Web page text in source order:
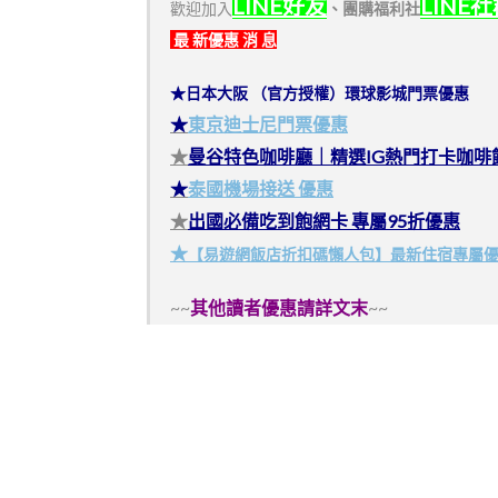
歡迎加入 、 團購福利社
最 新優惠 消 息
★日本大阪 （官方授權）環球影城門票優惠
★東京迪士尼門票優惠
★曼谷特色咖啡廳｜精選IG熱門打卡咖啡
★泰國機場接送 優惠
★出國必備吃到飽網卡 專屬95折優惠
★ 【易遊網飯店折扣碼懶人包】最新住宿專屬
~~其他讀者優惠請詳文末~~